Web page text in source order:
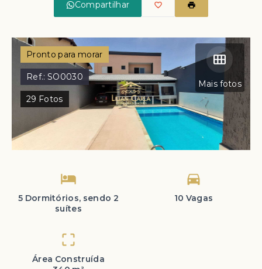
Compartilhar
Mais fotos
Pronto para morar
Ref.:SO0030
29 Fotos
5 Dormitórios, sendo 2
suítes
10 Vagas
Área Construída